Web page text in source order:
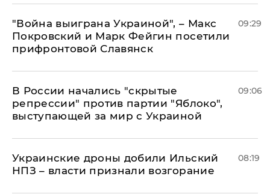
"Война выиграна Украиной", – Макс
Покровский и Марк Фейгин посетили
прифронтовой Славянск
09:29
В России начались "скрытые
репрессии" против партии "Яблоко",
выступающей за мир с Украиной
09:06
Украинские дроны добили Ильский
НПЗ – власти признали возгорание
08:19